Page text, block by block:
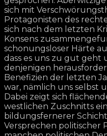
sich mit
Protagonisten des
sich nach dem letzten
Konsens
schonungsloser Härte
dass es uns zu gut geht
denjenigen
Benefizien der letzten
war, nämlich uns selbst
Dabei zeigt sich
westlichen Zuschnitts
bildungsfernerer
Versprechen politischer